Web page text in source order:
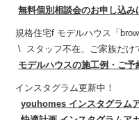
無料個別相談会のお申し込み
規格住宅f モデルハウス「
\ スタッフ不在、ご家族だけ
モデルハウスの施工例・ご予
インスタグラム更新中！
youhomes インスタグラム